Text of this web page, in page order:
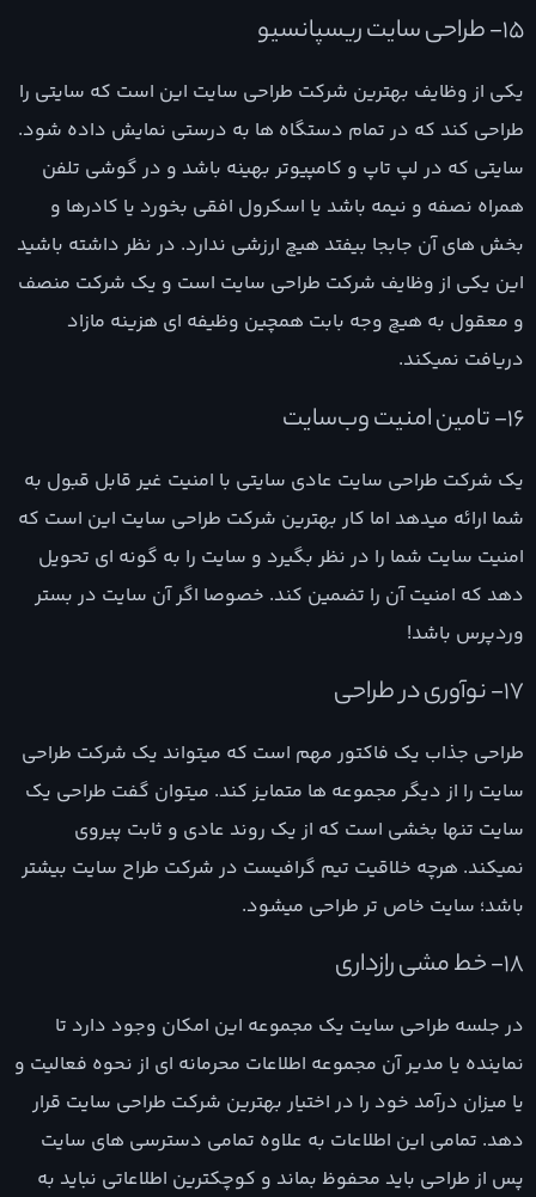
15- طراحی سایت ریسپانسیو
یکی از وظایف بهترین شرکت طراحی سایت این است که سایتی را
طراحی کند که در تمام دستگاه ها به درستی نمایش داده شود.
سایتی که در لپ تاپ و کامپیوتر بهینه باشد و در گوشی تلفن
همراه نصفه و نیمه باشد یا اسکرول افقی بخورد یا کادرها و
بخش های آن جابجا بیفتد هیچ ارزشی ندارد. در نظر داشته باشید
این یکی از وظایف شرکت طراحی سایت است و یک شرکت منصف
و معقول به هیچ وجه بابت همچین وظیفه ای هزینه مازاد
دریافت نمیکند.
16- تامین امنیت وب‌سایت
یک شرکت طراحی سایت عادی سایتی با امنیت غیر قابل قبول به
شما ارائه میدهد اما کار بهترین شرکت طراحی سایت این است که
امنیت سایت شما را در نظر بگیرد و سایت را به گونه ای تحویل
دهد که امنیت آن را تضمین کند. خصوصا اگر آن سایت در بستر
وردپرس باشد!
17- نوآوری در طراحی
طراحی جذاب یک فاکتور مهم است که میتواند یک شرکت طراحی
سایت را از دیگر مجموعه ها متمایز کند. میتوان گفت طراحی یک
سایت تنها بخشی است که از یک روند عادی و ثابت پیروی
نمیکند. هرچه خلاقیت تیم گرافیست در شرکت طراح سایت بیشتر
باشد؛ سایت خاص تر طراحی میشود.
18- خط مشی رازداری
در جلسه طراحی سایت یک مجموعه این امکان وجود دارد تا
نماینده یا مدیر آن مجموعه اطلاعات محرمانه ای از نحوه فعالیت و
یا میزان درآمد خود را در اختیار بهترین شرکت طراحی سایت قرار
دهد. تمامی این اطلاعات به علاوه تمامی دسترسی های سایت
پس از طراحی باید محفوظ بماند و کوچکترین اطلاعاتی نباید به